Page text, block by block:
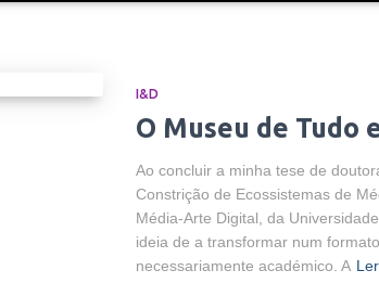
I&D
O Museu de Tudo
Ao concluir a minha tese de
Constrição de Ecossistemas de
Média-Arte Digital, da
ideia de a transformar num
necessariamente académico. A